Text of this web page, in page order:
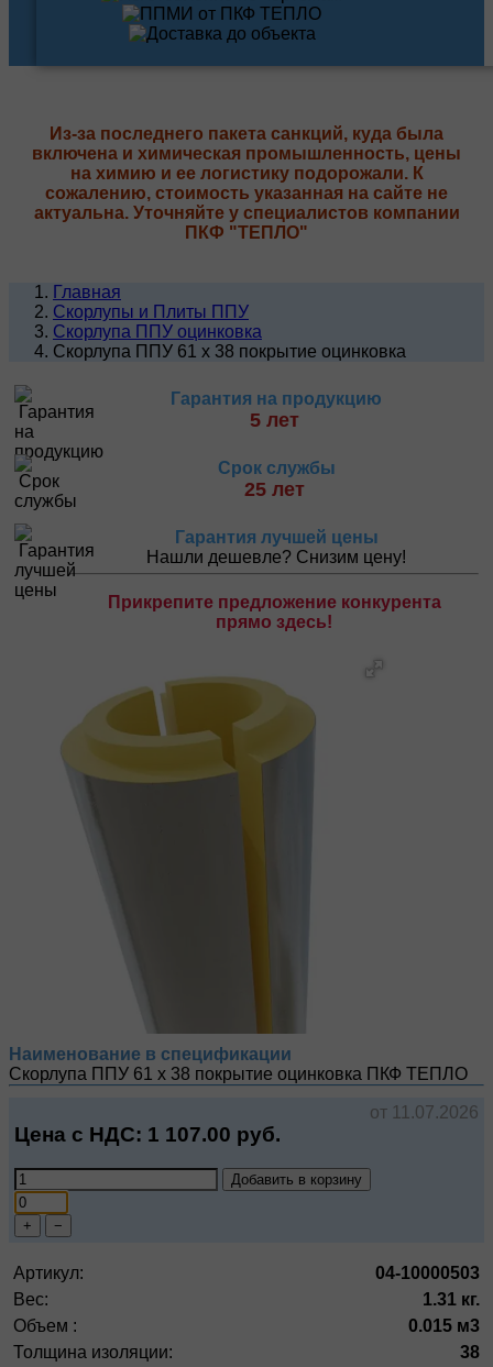
Из-за последнего пакета санкций, куда была
включена и химическая промышленность, цены
на химию и ее логистику подорожали. К
сожалению, стоимость указанная на сайте не
актуальна. Уточняйте у специалистов компании
ПКФ "ТЕПЛО"
Главная
Скорлупы и Плиты ППУ
Скорлупа ППУ оцинковка
Скорлупа ППУ 61 х 38 покрытие оцинковка
Гарантия на продукцию
5 лет
Срок службы
25 лет
Гарантия лучшей цены
Нашли дешевле? Снизим цену!
Прикрепите предложение конкурента
прямо здесь!
Наименование в спецификации
Скорлупа ППУ 61 х 38 покрытие оцинковка ПКФ ТЕПЛО
от 11.07.2026
Цена с НДС: 1 107.00 руб.
Добавить в корзину
+ −
Артикул:
04-10000503
Вес:
1.31 кг.
Объем :
0.015 м3
Толщина изоляции:
38